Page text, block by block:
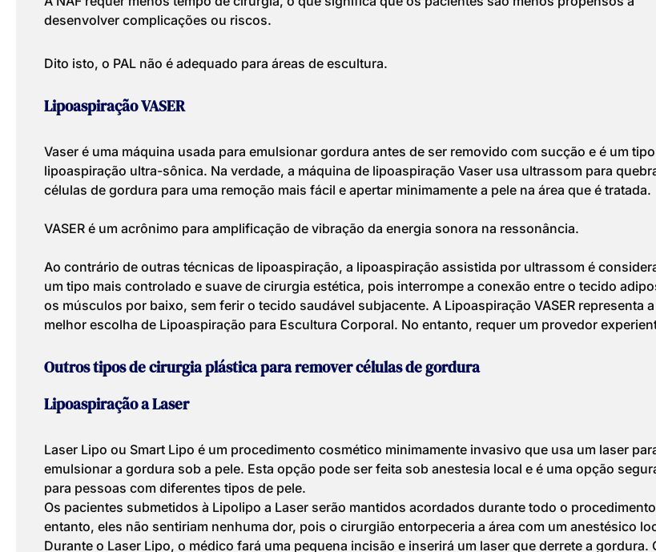
desenvolver complicações ou riscos.
Dito isto, o PAL não é adequado para áreas de escultura.
Lipoaspiração VASER
Vaser é uma máquina usada para emulsionar gordura antes de ser removido com sucção e é um
lipoaspiração ultra-sônica. Na verdade, a máquina de lipoaspiração Vaser usa ultrassom para
células de gordura para uma remoção mais fácil e apertar minimamente a pele na área que é tratada.
VASER é um acrônimo para amplificação de vibração da energia sonora na ressonância.
Ao contrário de outras técnicas de lipoaspiração, a lipoaspiração assistida por ultrassom é
um tipo mais controlado e suave de cirurgia estética, pois interrompe a conexão entre o tecido
os músculos por baixo, sem ferir o tecido saudável subjacente. A Lipoaspiração VASER representa a
melhor escolha de Lipoaspiração para Escultura Corporal. No entanto, requer um provedor
Outros tipos de cirurgia plástica para remover células de gordura
Lipoaspiração a Laser
Laser Lipo ou Smart Lipo é um procedimento cosmético minimamente invasivo que usa um laser
emulsionar a gordura sob a pele. Esta opção pode ser feita sob anestesia local e é uma opção
para pessoas com diferentes tipos de pele.
Os pacientes submetidos à Lipolipo a Laser serão mantidos acordados durante todo o
entanto, eles não sentiriam nenhuma dor, pois o cirurgião entorpeceria a área com um anestésico
Durante o Laser Lipo, o médico fará uma pequena incisão e inserirá um laser que derrete a gordura.